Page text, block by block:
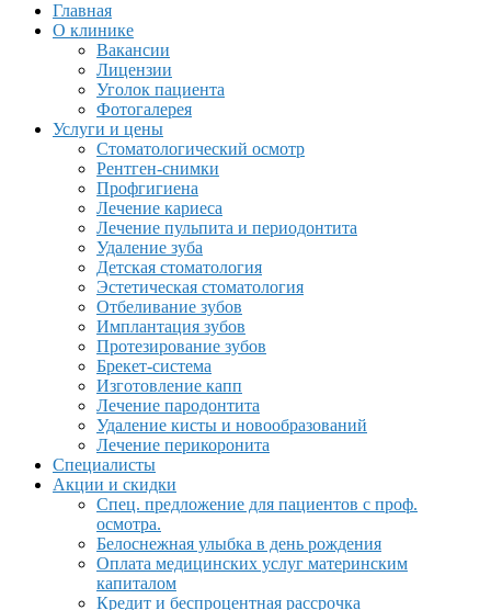
Главная
О клинике
Вакансии
Лицензии
Уголок пациента
Фотогалерея
Услуги и цены
Стоматологический осмотр
Рентген-снимки
Профгигиена
Лечение кариеса
Лечение пульпита и периодонтита
Удаление зуба
Детская стоматология
Эстетическая стоматология
Отбеливание зубов
Имплантация зубов
Протезирование зубов
Брекет-система
Изготовление капп
Лечение пародонтита
Удаление кисты и новообразований
Лечение перикоронита
Специалисты
Акции и скидки
Спец. предложение для пациентов с проф.
осмотра.
Белоснежная улыбка в день рождения
Оплата медицинских услуг материнским
капиталом
Кредит и беспроцентная рассрочка